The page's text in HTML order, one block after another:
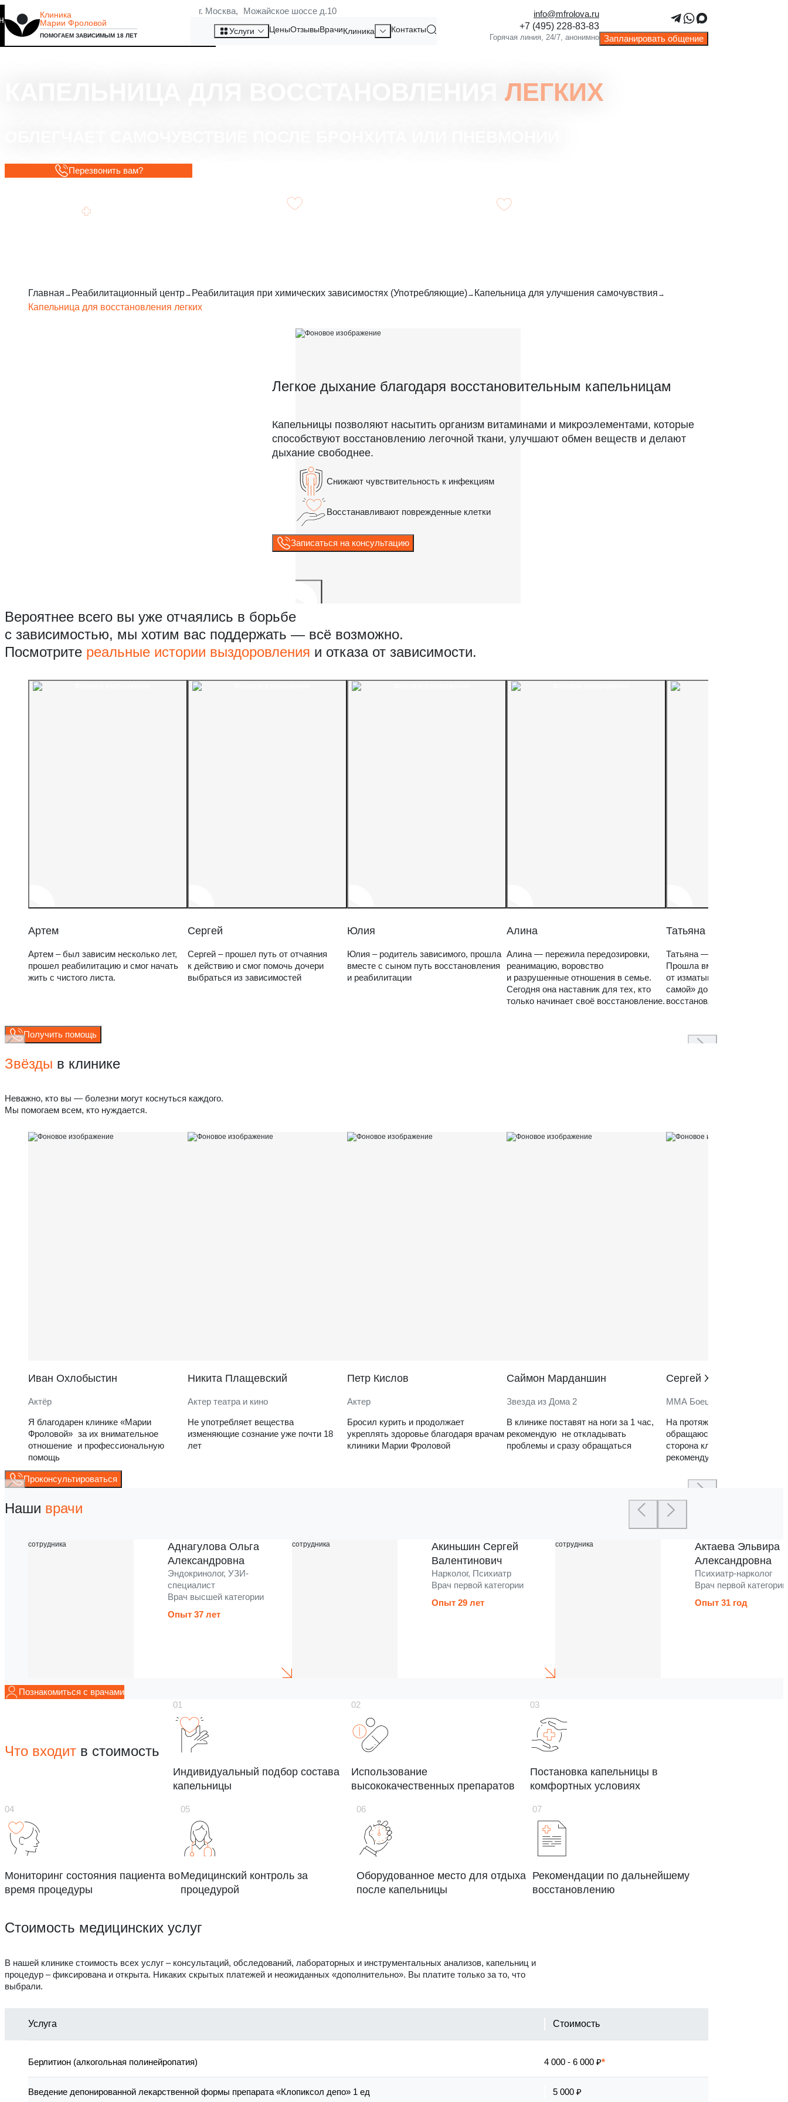
Клиника
Марии Фроловой
ПОМОГАЕМ ЗАВИСИМЫМ 18 ЛЕТ
г. Москва, Можайское шоссе д.10
Услуги ЦеныОтзывыВрачиКлиника Контакты
info@mfrolova.ru
Запланировать общение
ЛЕГКИХ
Перезвонить вам?
Главная Реабилитаци­онный центр Реабилитация при химических зависимостях (Употребляющие)
Капельница для улучшения самочувствия
Капельница для восстановления легких
Легкое дыхание благодаря восстановительным капельницам
Капельницы позволяют насытить организм витаминами и микроэлементами, которые
способствуют восстановлению легочной ткани, улучшают обмен веществ и делают
дыхание свободнее.
Снижают чувствительность к инфекциям
Восстанавливают поврежденные клетки
Записаться на консультацию
Вероятнее всего вы уже отчаялись в борьбе
с зависимостью, мы хотим вас поддержать — всё возможно.
Посмотрите реальные истории выздоровления и отказа от зависимости.
Артем
Артем – был зависим несколько лет,
прошел реабилитацию и смог начать
жить с чистого листа.
Сергей
Сергей – прошел путь от отчаяния
к действию и смог помочь дочери
выбраться из зависимостей
Юлия
Юлия – родитель зависимого, прошла
вместе с сыном путь восстановления
и реабилитации
Алина
Алина — пережила передозировки,
реанимацию, воровство
и разрушенные отношения в семье.
Сегодня она наставник для тех, кто
только начинает своё восстановление.
Татьяна
Татьяна — мама зависимого
Прошла вместе с ним путь
от изматывающих попыток
самой» до спокойного,
восстановления семьи.
Получить помощь
Звёзды в клинике
Неважно, кто вы — болезни могут коснуться каждого.
Мы помогаем всем, кто нуждается.
Иван Охлобыстин
Актёр
Я благодарен клинике «Марии
Фроловой» за их внимательное
отношение и профессиональную
помощь
Никита Плащевский
Актер театра и кино
Не употребляет вещества
изменяющие сознание уже почти 18
лет
Петр Кислов
Актер
Бросил курить и продолжает
укреплять здоровье благодаря врачам
клиники Марии Фроловой
Саймон Марданшин
Звезда из Дома 2
В клинике поставят на ноги за 1 час,
рекомендую не откладывать
проблемы и сразу обращаться
Сергей Харитонов
ММА Боец
На протяжении нескольких
обращаюсь в клинику.
сторона клиники —
рекомендую
Проконсультироваться
Наши врачи
Аднагулова Ольга
Александровна
Эндокринолог, УЗИ-
специалист
Врач высшей категории
Опыт 37 лет
Акиньшин Сергей
Валентинович
Нарколог, Психиатр
Врач первой категории
Опыт 29 лет
Актаева Эльвира
Александровна
Психиатр-нарколог
Врач первой категории
Опыт 31 год
Познакомиться с врачами
Что входит в стоимость
Индивидуальный подбор состава
капельницы
Использование
высококачественных препаратов
Постановка капельницы в
комфортных условиях
Мониторинг состояния пациента во
время процедуры
Медицинский контроль за
процедурой
Оборудованное место для отдыха
после капельницы
Рекомендации по дальнейшему
восстановлению
Стоимость медицинских услуг
В нашей клинике стоимость всех услуг – консультаций, обследований, лабораторных и инструментальных анализов, капельниц и
процедур – фиксирована и открыта. Никаких скрытых платежей и неожиданных «дополнительно». Вы платите только за то, что
выбрали.
Услуга Стоимость
Берлитион (алкогольная полинейропатия) 4 000 - 6 000 ₽
Введение депонированной лекарственной формы препарата «Клопиксол депо» 1 ед 5 000 ₽
то, что мы используем